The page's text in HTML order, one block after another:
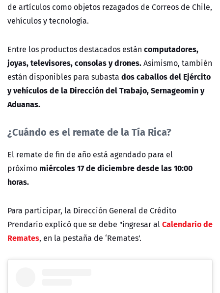
de artículos como objetos rezagados de Correos de Chile,
vehículos y tecnología.
Entre los productos destacados están computadores,
joyas, televisores, consolas y drones.Asimismo, también
están disponibles para subasta dos caballos del Ejército
y vehículos de la Dirección del Trabajo, Sernageomin y
Aduanas.
¿Cuándo es el remate de la Tía Rica?
El remate de fin de año está agendado para el
próximo miércoles 17 de diciembre desde las 10:00
horas.
Para participar, la Dirección General de Crédito
Prendario explicó que se debe "ingresar alCalendario de
Remates, en la pestaña de ‘Remates’.